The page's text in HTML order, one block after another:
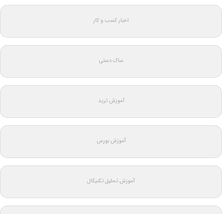
اخبار کسب و کار
ساک دستی
آموزش ترید
آموزش بورس
آموزش تحلیل تکنیکال